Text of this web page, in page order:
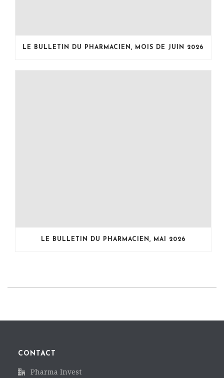
LE BULLETIN DU PHARMACIEN, MOIS DE JUIN 2026
LE BULLETIN DU PHARMACIEN, MAI 2026
CONTACT
Pharma Invest